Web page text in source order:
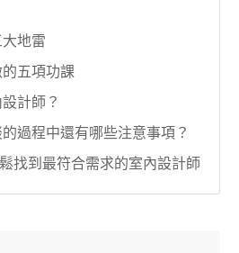
地雷
五項功課
計師？
過程中還有哪些注意事項？
找到最符合需求的室內設計師